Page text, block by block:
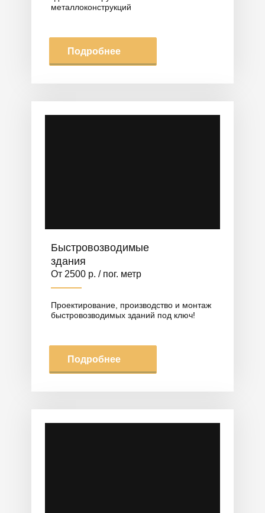
металлоконструкций
Подробнее
Быстровозводимые
здания
От 2500 р. / пог. метр
Проектирование, производство и монтаж
быстровозводимых зданий под ключ!
Подробнее